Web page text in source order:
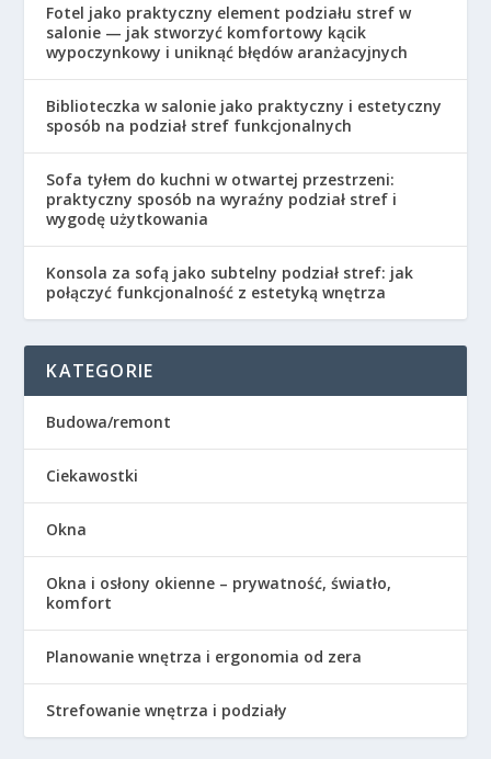
Fotel jako praktyczny element podziału stref w
salonie — jak stworzyć komfortowy kącik
wypoczynkowy i uniknąć błędów aranżacyjnych
Biblioteczka w salonie jako praktyczny i estetyczny
sposób na podział stref funkcjonalnych
Sofa tyłem do kuchni w otwartej przestrzeni:
praktyczny sposób na wyraźny podział stref i
wygodę użytkowania
Konsola za sofą jako subtelny podział stref: jak
połączyć funkcjonalność z estetyką wnętrza
KATEGORIE
Budowa/remont
Ciekawostki
Okna
Okna i osłony okienne – prywatność, światło,
komfort
Planowanie wnętrza i ergonomia od zera
Strefowanie wnętrza i podziały